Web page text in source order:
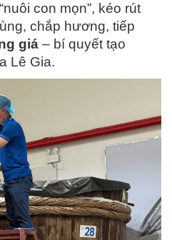
con mọn”, kéo rút
chắp hương, tiếp
giá – bí quyết tạo
Lê Gia.